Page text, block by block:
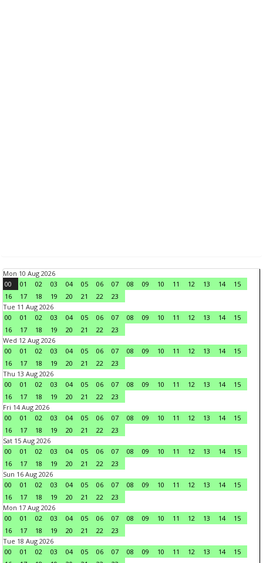
Mon 10 Aug 2026
00
01 02 03 04 05 06 07 08 09 10 11 12 13 14
15
16
17 18 19 20 21 22
23
Tue 11 Aug 2026
00
01 02 03 04 05 06 07 08 09 10 11 12 13 14
15
16
17 18 19 20 21 22
23
Wed 12 Aug 2026
00
01 02 03 04 05 06 07 08 09 10 11 12 13 14
15
16
17 18 19 20 21 22
23
Thu 13 Aug 2026
00
01 02 03 04 05 06 07 08 09 10 11 12 13 14
15
16
17 18 19 20 21 22
23
Fri 14 Aug 2026
00
01 02 03 04 05 06 07 08 09 10 11 12 13 14
15
16
17 18 19 20 21 22
23
Sat 15 Aug 2026
00
01 02 03 04 05 06 07 08 09 10 11 12 13 14
15
16
17 18 19 20 21 22
23
Sun 16 Aug 2026
00
01 02 03 04 05 06 07 08 09 10 11 12 13 14
15
16
17 18 19 20 21 22
23
Mon 17 Aug 2026
00
01 02 03 04 05 06 07 08 09 10 11 12 13 14
15
16
17 18 19 20 21 22
23
Tue 18 Aug 2026
00
01 02 03 04 05 06 07 08 09 10 11 12 13 14
15